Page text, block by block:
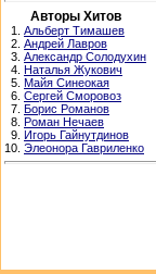
Авторы Хитов
1. Альберт Тимашев
2. Андрей Лавров
3. Александр Солодухин
4. Наталья Жукович
5. Майя Синеокая
6. Сергей Сморовоз
7. Борис Романов
8. Роман Нечаев
9. Игорь Гайнутдинов
10. Элеонора Гавриленко